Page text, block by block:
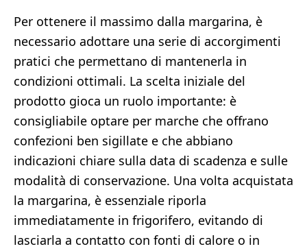
Per ottenere il massimo dalla margarina, è
necessario adottare una serie di accorgimenti
pratici che permettano di mantenerla in
condizioni ottimali. La scelta iniziale del
prodotto gioca un ruolo importante: è
consigliabile optare per marche che offrano
confezioni ben sigillate e che abbiano
indicazioni chiare sulla data di scadenza e sulle
modalità di conservazione. Una volta acquistata
la margarina, è essenziale riporla
immediatamente in frigorifero, evitando di
lasciarla a contatto con fonti di calore o in